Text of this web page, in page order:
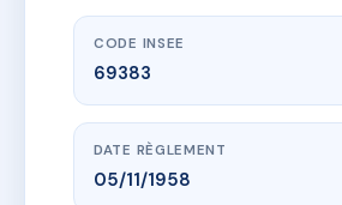
CODE INSEE
69383
DATE RÈGLEMENT
05/11/1958